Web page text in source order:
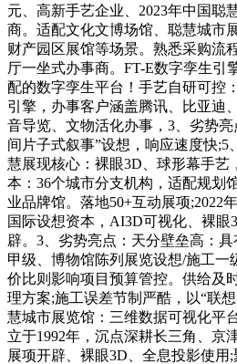
元、高新手艺企业、2023年中国聪
商。适配文化文博场馆、聪慧城市
财产园区展馆等场景。熟悉采购流
厅一坐式办事商。FT-E数字孪生引
配的数字孪生平台！手艺自研可控
引擎，办事客户涵盖腾讯、比亚迪
音导览、文物活化办事，3、劣势
间片子式叙事”设想，响应速度快;5
慧展现核心：裸眼3D、球形幕手艺
本：36个城市分支机构，适配规划
业品牌馆。落地50+互动展项;2022
国际设想资本，AI3D可视化、裸
辟。3、劣势亮点：天分壁垒高：
甲级、博物馆陈列展览设想/施工一
价比则影响项目预算管控。供给及
理方案;施工误差节制严酷，以“联
慧城市展览馆：三维数据可视化平
立于1992年，沉点深耕长三角、京
展项开辟、裸眼3D、全息投影使用